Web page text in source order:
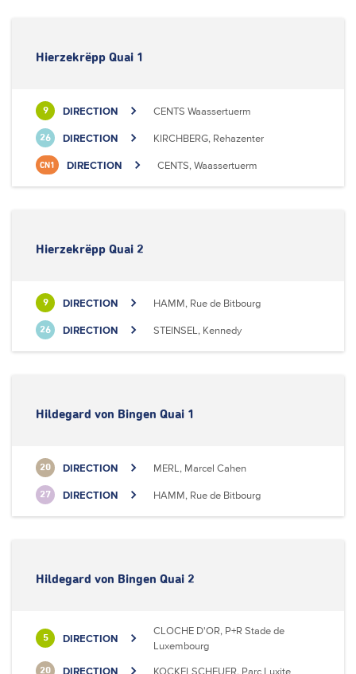
Hierzekrëpp Quai 1
9 DIRECTION CENTS Waassertuerm
26 DIRECTION KIRCHBERG, Rehazenter
CN1 DIRECTION CENTS, Waassertuerm
Hierzekrëpp Quai 2
9 DIRECTION HAMM, Rue de Bitbourg
26 DIRECTION STEINSEL, Kennedy
Hildegard von Bingen Quai 1
20 DIRECTION MERL, Marcel Cahen
27 DIRECTION HAMM, Rue de Bitbourg
Hildegard von Bingen Quai 2
5 DIRECTION
CLOCHE D'OR, P+R Stade de
Luxembourg
20 DIRECTION KOCKELSCHEUER, Parc Luxite